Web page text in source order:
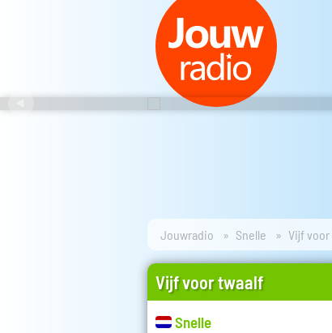
Jouwradio Snelle Vijf
Vijf voor twaalf
Snelle